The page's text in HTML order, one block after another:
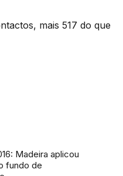
mais 517 do que
Madeira aplicou
fundo de